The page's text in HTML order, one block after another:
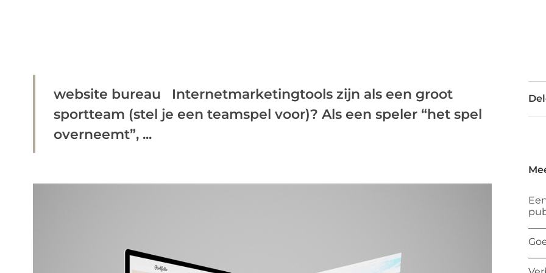
website bureau Internetmarketingtools zijn als een groot
sportteam (stel je een teamspel voor)? Als een speler “het spel
overneemt”, ...